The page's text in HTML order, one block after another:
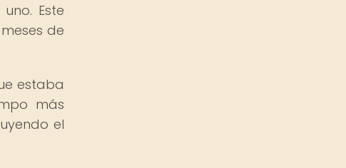
Este
de
estaba
más
el